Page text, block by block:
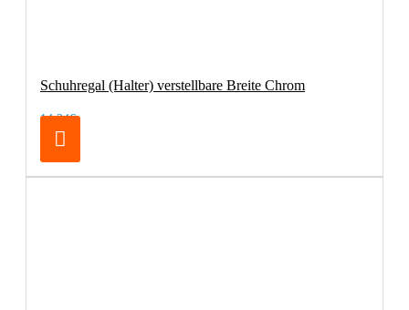
Schuhregal (Halter) verstellbare Breite Chrom
14,24€